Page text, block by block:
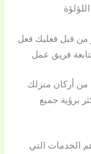
من قبل فعليك فعل
فريق عمل
من أركان منزلك
برؤية جميع
الخدمات التي